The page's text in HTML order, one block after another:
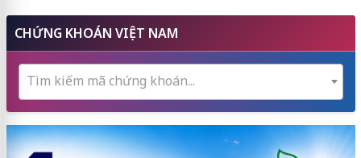
CHỨNG KHOÁN VIỆT NAM
Tìm kiếm mã chứng khoán...